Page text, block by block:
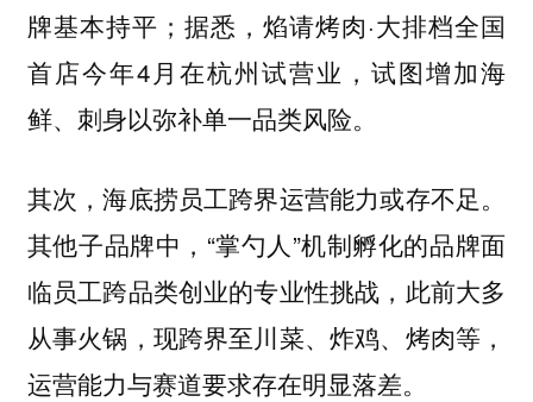
牌基本持平；据悉，焰请烤肉·大排档全国
首店今年4月在杭州试营业，试图增加海
鲜、刺身以弥补单一品类风险。
其次，海底捞员工跨界运营能力或存不足。
其他子品牌中，“掌勺人”机制孵化的品牌面
临员工跨品类创业的专业性挑战，此前大多
从事火锅，现跨界至川菜、炸鸡、烤肉等，
运营能力与赛道要求存在明显落差。